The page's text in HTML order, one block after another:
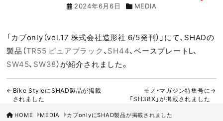
2024年6月6日 MEDIA
「カブonly（vol.17 株式会社造形社 6/5発刊）」にて、SHADの
製品（TR55 ピュアブラック、SH44、ベースプレートL、
SW45、 SW38）が紹介されました。
モノ・マガジン特集号に
「SH38X」が掲載されました
Bike StyleにSHAD製品が掲載
されました
HOME MEDIA カブonlyにSHAD製品が掲載されました